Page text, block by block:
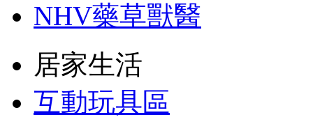
NHV藥草獸醫
居家生活
互動玩具區